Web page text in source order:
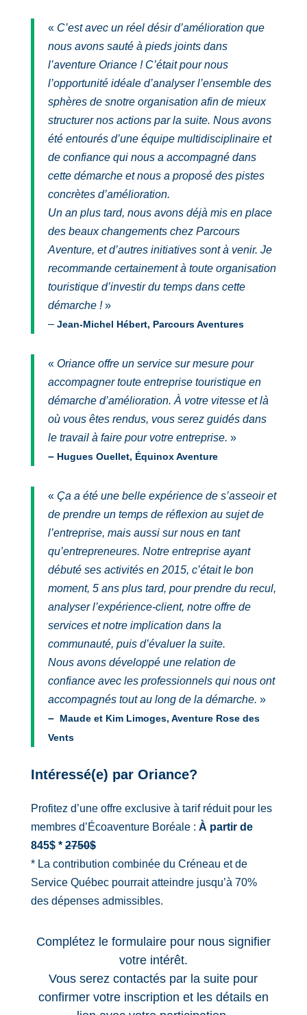
« C’est avec un réel désir d’amélioration que
nous avons sauté à pieds joints dans
l’aventure Oriance ! C’était pour nous
l’opportunité idéale d’analyser l’ensemble des
sphères de snotre organisation afin de mieux
structurer nos actions par la suite. Nous avons
été entourés d’une équipe multidisciplinaire et
de confiance qui nous a accompagné dans
cette démarche et nous a proposé des pistes
concrètes d’amélioration.
Un an plus tard, nous avons déjà mis en place
des beaux changements chez Parcours
Aventure, et d’autres initiatives sont à venir. Je
recommande certainement à toute organisation
touristique d’investir du temps dans cette
démarche !»
– Jean-Michel Hébert, Parcours Aventures
« Oriance offre un service sur mesure pour
accompagner toute entreprise touristique en
démarche d’amélioration. À votre vitesse et là
où vous êtes rendus, vous serez guidés dans
le travail à faire pour votre entreprise. »
– Hugues Ouellet, Équinox Aventure
« Ça a été une belle expérience de s’asseoir et
de prendre un temps de réflexion au sujet de
l’entreprise, mais aussi sur nous en tant
qu’entrepreneures. Notre entreprise ayant
débuté ses activités en 2015, c’était le bon
moment, 5 ans plus tard, pour prendre du recul,
analyser l’expérience-client, notre offre de
services et notre implication dans la
communauté, puis d’évaluer la suite.
Nous avons développé une relation de
confiance avec les professionnels qui nous ont
accompagnés tout au long de la démarche. »
– Maude et Kim Limoges, Aventure Rose des
Vents
Intéressé(e) par Oriance?
Profitez d’une offre exclusive à tarif réduit pour les
membres d’Écoaventure Boréale : À partir de
845$ *2750$
* La contribution combinée du Créneau et de
Service Québec pourrait atteindre jusqu’à 70%
des dépenses admissibles.
Complétez le formulaire pour nous signifier
votre intérêt.
Vous serez contactés par la suite pour
confirmer votre inscription et les détails en